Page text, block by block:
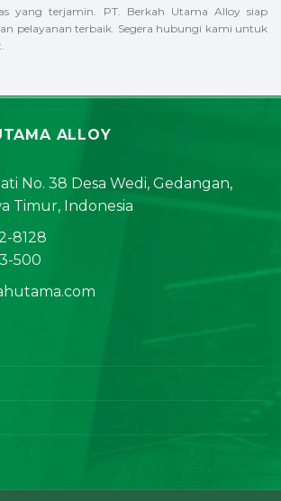
yang terjamin. PT. Berkah Utama Alloy siap
pelayanan terbaik. Segera hubungi kami untuk
ALLOY
No. 38 Desa Wedi, Gedangan,
Timur, Indonesia
8128
500